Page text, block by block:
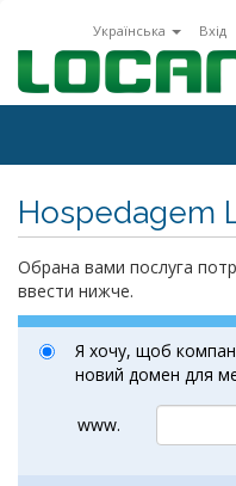
Українська Вхід
Hospedagem
Обрана вами послуга
ввести нижче.
Я хочу, щоб
новий домен для
www.